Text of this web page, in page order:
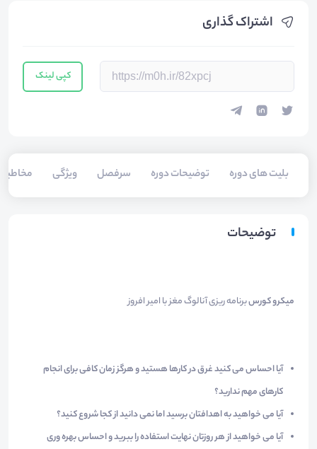
اشتراک گذاری
کپی لینک
بلیت های دوره توضیحات دوره سرفصل ویژگی
توضیحات
میکرو کورسبرنامه ریزی آنالوگ مغز با امیر افروز
آیا احساس می کنید غرق در کارها هستید و هرگز زمان کافی برای انجام
کارهای مهم ندارید؟
آیا می خواهید به اهدافتان برسید اما نمی دانید از کجا شروع کنید؟
آیا می خواهید از هر روزتان نهایت استفاده را ببرید و احساس بهره وری